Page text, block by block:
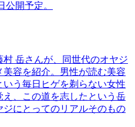
公開予定。
岳さんが、同世代のオヤジ
容を紹介。男性が読む美容
う毎日ヒゲを剃らない女性
、この道を志したという岳
ジにとってのリアルそのもの